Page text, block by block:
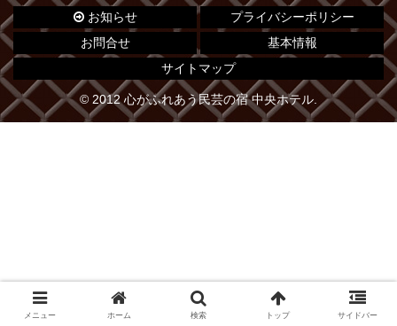
お知らせ
プライバシーポリシー
お問合せ
基本情報
サイトマップ
© 2012 心がふれあう民芸の宿 中央ホテル.
メニュー ホーム 検索 トップ サイドバー